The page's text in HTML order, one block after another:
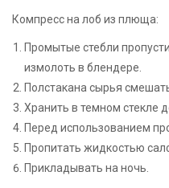
Компресс на лоб из плюща:
Промытые стебли
измолоть в блендере.
Полстакана сырья
Хранить в темном стекле
Перед использованием
Пропитать жидкостью
Прикладывать на ночь.